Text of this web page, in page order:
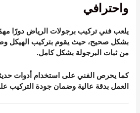
واحترافي
يلعب فني تركيب برجولات الرياض دورًا
بشكل صحيح، حيث يقوم بتركيب الهيكل
من ثبات البرجولة بشكل كامل.
كما يحرص الفني على استخدام أدوات
العمل بدقة عالية وضمان جودة التركيب